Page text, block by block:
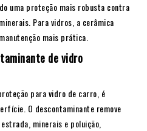
uma proteção mais robusta contra
Para vidros, a cerâmica
mais prática.
de vidro
para vidro de carro, é
O descontaminante remove
minerais e poluição,